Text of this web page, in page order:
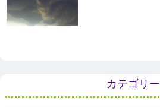
カテゴリー